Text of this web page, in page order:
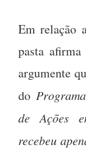
Em relação
pasta
argumente
do
de Ações
recebeu